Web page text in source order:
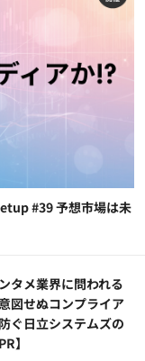
#39 予想市場は未
タメ業界に問われる
図せぬコンプライア
ぐ日立システムズの
】